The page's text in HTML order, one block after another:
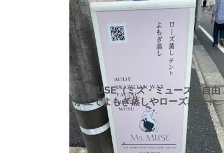
Ms.MUSE（ミズ・ミューズ）自由
が丘でよもぎ蒸しやローズ蒸しを
体験できます。プレ更年期～更年
期の症状、生理、PMS、自律神経
のバランスといった、女性特有の
悩